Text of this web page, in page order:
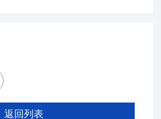
返回列表